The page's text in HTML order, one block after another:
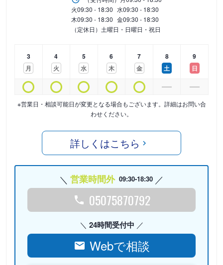
火09:30 - 18:30 水09:30 - 18:30
木09:30 - 18:30 金09:30 - 18:30
（定休日）土曜日・日曜日・祝日
3
月
4
火
5
水
6
木
7
金
8
土
9
日
※営業日・相談可能日が変更となる場合もございます。詳細はお問い合
わせください。
詳しくはこちら
営業時間外 09:30-18:30
05075870792
24時間受付中
Webで相談